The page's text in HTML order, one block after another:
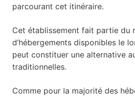
parcourant cet itinéraire.
Cet établissement fait partie du
d’hébergements disponibles le
peut constituer une alternative
traditionnelles.
Comme pour la majorité des